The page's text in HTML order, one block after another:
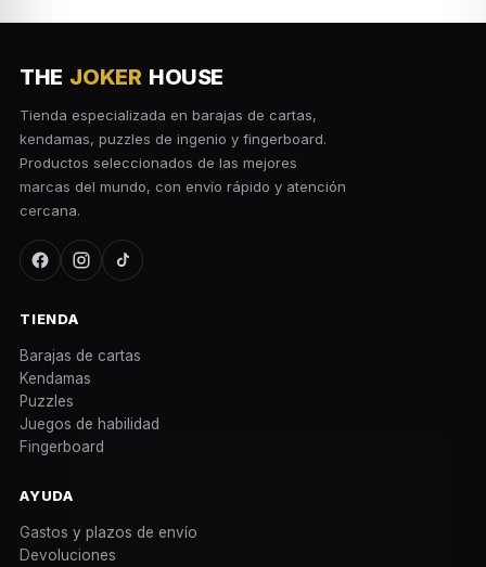
THE JOKER HOUSE
Tienda especializada en barajas de cartas,
kendamas, puzzles de ingenio y fingerboard.
Productos seleccionados de las mejores
marcas del mundo, con envío rápido y atención
cercana.
TIENDA
Barajas de cartas
Kendamas
Puzzles
Juegos de habilidad
Fingerboard
AYUDA
Gastos y plazos de envío
Devoluciones